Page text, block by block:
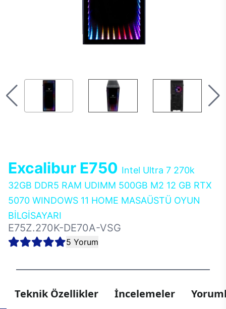
Excalibur E750 Intel Ultra 7 270k
32GB DDR5 RAM UDIMM 500GB M2 12 GB RTX
5070 WINDOWS 11 HOME MASAÜSTÜ OYUN
BİLGİSAYARI
E75Z.270K-DE70A-VSG
5 Yorum
Teknik Özellikler İncelemeler